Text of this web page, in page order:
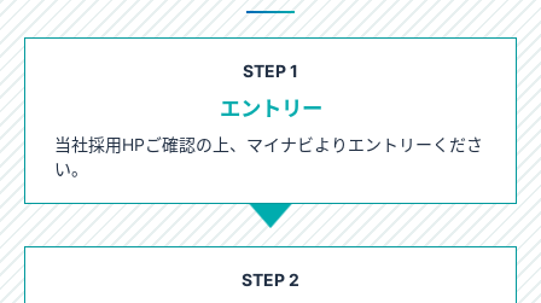
STEP 1
エントリー
当社採用HPご確認の上、マイナビよりエントリーくださ
い。
STEP 2